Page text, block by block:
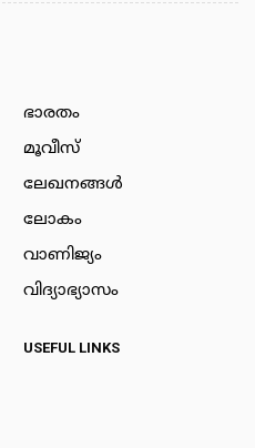
ഭാരതം
മൂവീസ്
ലേഖനങ്ങള്‍
ലോകം
വാണിജ്യം
വിദ്യാഭ്യാസം
USEFUL LINKS